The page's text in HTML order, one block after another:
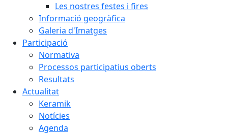
Les nostres festes i fires
Informació geogràfica
Galeria d'Imatges
Participació
Normativa
Processos participatius oberts
Resultats
Actualitat
Keramik
Notícies
Agenda